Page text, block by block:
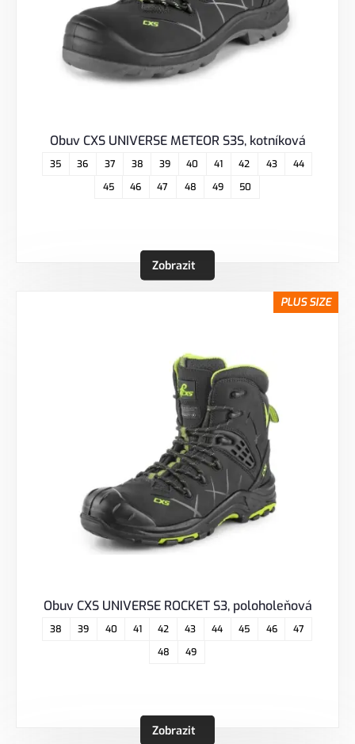
Obuv CXS UNIVERSE METEOR S3S, kotníková
35 36 37 38 39 40 41 42 43
44
45
46 47 48 49 50
Zobrazit
PLUS SIZE
Obuv CXS UNIVERSE ROCKET S3, poloholeňová
38 39 40 41 42 43 44 45 46
47
48
49
Zobrazit